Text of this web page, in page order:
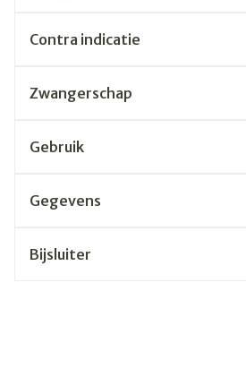
Contra indicatie
Zwangerschap
Gebruik
Gegevens
Bijsluiter